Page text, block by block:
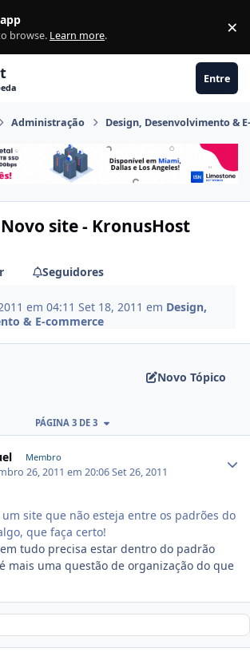
browse. Learn more. ×
Entre
Administração Design, Desenvolvimento &
site - KronusHost
Seguidores
em 04:11Set 18, 2011 em Design,
& E-commerce
Novo Tópico
PÁGINA 3 DE 3
Membro
26, 2011 em 20:06Set 26, 2011
site que não esteja entre os padrões do
que faça certo!
tudo precisa estar dentro do padrão
mais uma questão de organização do que